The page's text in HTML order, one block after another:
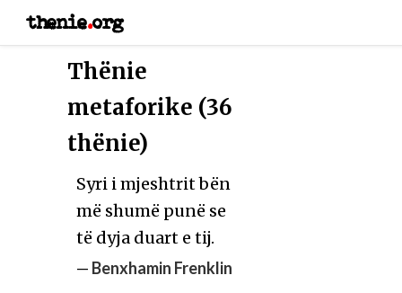
thenie.org
Thënie
metaforike (36
thënie)
Syri i mjeshtrit bën
më shumë punë se
të dyja duart e tij.
— Benxhamin Frenklin